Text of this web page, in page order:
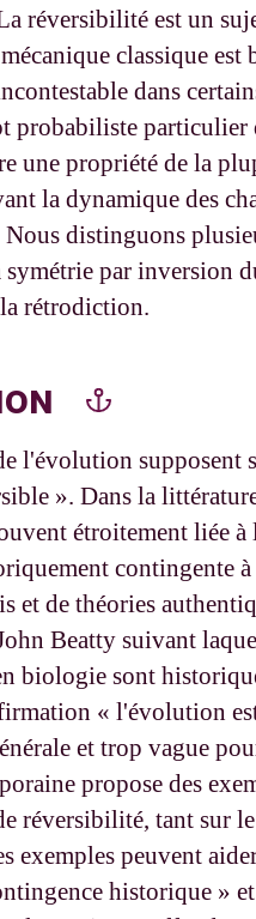
réversibilité est un
classique
dans
probabiliste particulier
une propriété de la
la dynamique des
distinguons
par inversion
rétrodiction.
l'évolution supposent
». Dans la
étroitement liée
contingente à
et de théories
Beatty suivant
biologie sont
« l'évolution
et trop vague
propose des
réversibilité, tant sur
exemples peuvent
historique »